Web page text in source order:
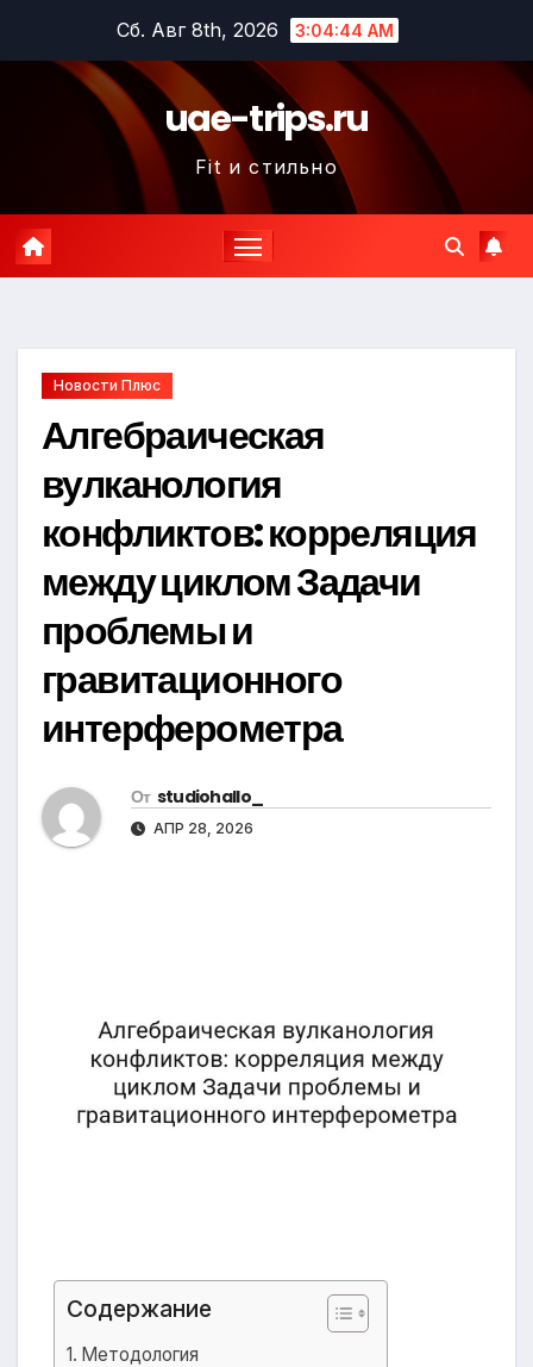
содержимому
Сб. Авг 8th, 2026 3:04:45 AM
uae-trips.ru
Fit и стильно
Новости Плюс
Алгебраическая
вулканология
конфликтов: корреляция
между циклом Задачи
проблемы и
гравитационного
интерферометра
От studiohallo_
АПР 28, 2026
Содержание
Методология